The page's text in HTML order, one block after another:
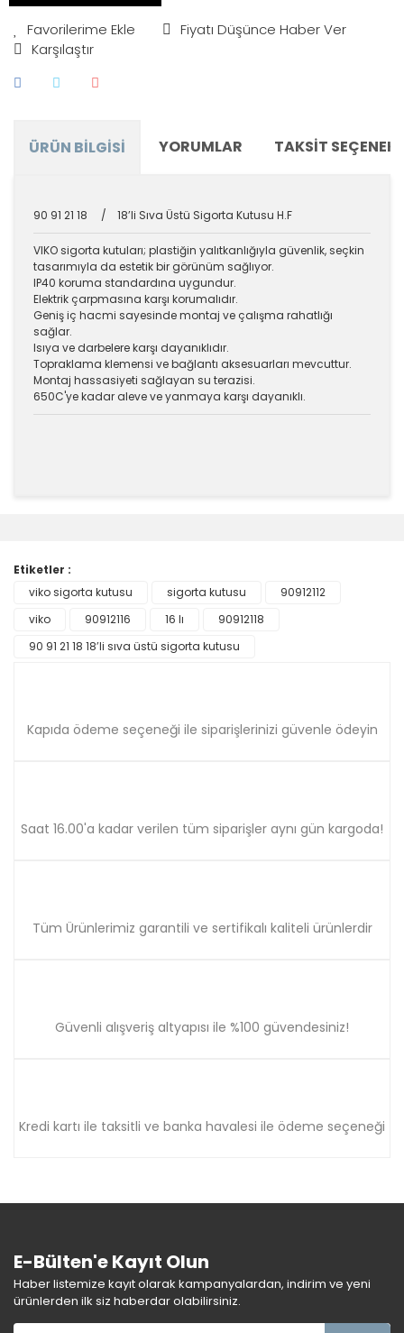
Fiyatı Düşünce Haber Ver
Karşılaştır
ÜRÜN BILGISI YORUMLAR TAKSIT
90 91 21 18 / 18’li Sıva Üstü Sigorta Kutusu H.F
VIKO sigorta kutuları; plastiğin yalıtkanlığıyla güvenlik, seçkin
tasarımıyla da estetik bir görünüm sağlıyor.
IP40 koruma standardına uygundur.
Elektrik çarpmasına karşı korumalıdır.
Geniş iç hacmi sayesinde montaj ve çalışma rahatlığı
sağlar.
Isıya ve darbelere karşı dayanıklıdır.
Topraklama klemensi ve bağlantı aksesuarları mevcuttur.
Montaj hassasiyeti sağlayan su terazisi.
650C'ye kadar aleve ve yanmaya karşı dayanıklı.
Ürün resmi kalitesiz, bozuk veya görüntülenemiyor.
Ürün açıklamasında eksik bilgiler bulunuyor.
Ürün bilgilerinde hatalar bulunuyor.
Etiketler :
viko sigorta kutusu
sigorta kutusu
90912112
viko
90912116 16 lı
90912118
90 91 21 18 18’li sıva üstü sigorta kutusu
Kapıda ödeme seçeneği ile siparişlerinizi güvenle ödeyin
Saat 16.00'a kadar verilen tüm siparişler aynı gün kargoda!
Tüm Ürünlerimiz garantili ve sertifikalı kaliteli ürünlerdir
Güvenli alışveriş altyapısı ile %100 güvendesiniz!
Kredi kartı ile taksitli ve banka havalesi ile ödeme seçeneği
E-Bülten'e Kayıt Olun
Haber listemize kayıt olarak kampanyalardan, indirim ve yeni
ürünlerden ilk siz haberdar olabilirsiniz.